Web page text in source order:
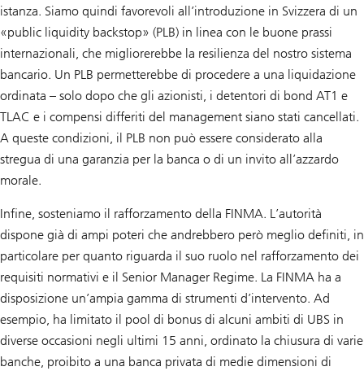
istanza. Siamo quindi favorevoli all’introduzione in Svizzera di un
«public liquidity backstop» (PLB) in linea con le buone prassi
internazionali, che migliorerebbe la resilienza del nostro sistema
bancario. Un PLB permetterebbe di procedere a una liquidazione
ordinata – solo dopo che gli azionisti, i detentori di bond AT1 e
TLAC e i compensi differiti del management siano stati cancellati.
A queste condizioni, il PLB non può essere considerato alla
stregua di una garanzia per la banca o di un invito all’azzardo
morale.
Infine, sosteniamo il rafforzamento della FINMA. L’autorità
dispone già di ampi poteri che andrebbero però meglio definiti, in
particolare per quanto riguarda il suo ruolo nel rafforzamento dei
requisiti normativi e il Senior Manager Regime. La FINMA ha a
disposizione un’ampia gamma di strumenti d’intervento. Ad
esempio, ha limitato il pool di bonus di alcuni ambiti di UBS in
diverse occasioni negli ultimi 15 anni, ordinato la chiusura di varie
banche, proibito a una banca privata di medie dimensioni di